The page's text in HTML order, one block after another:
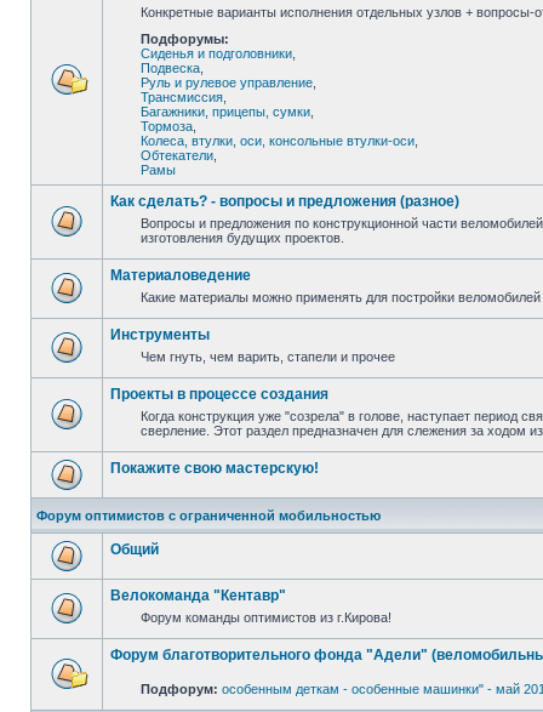
Конкретные варианты исполнения отдельных узлов + вопросы-
Подфорумы:
Сиденья и подголовники
Подвеска
Руль и рулевое управление
Трансмиссия
Багажники, прицепы, сумки
Тормоза
Колеса, втулки, оси, консольные втулки-оси
Обтекатели
Рамы
Как сделать? - вопросы и предложения (разное)
Вопросы и предложения по конструкционной части
изготовления будущих проектов.
Материаловедение
Какие материалы можно применять для постройки
Инструменты
Чем гнуть, чем варить, стапели и прочее
Проекты в процессе создания
Когда конструкция уже "созрела" в голове, наступает период
сверление. Этот раздел предназначен для слежения за ходом
Покажите свою мастерскую!
Форум оптимистов с ограниченной мобильностью
Общий
Велокоманда "Кентавр"
Форум команды оптимистов из г.Кирова!
Форум благотворительного фонда "Адели"
Подфорум: особенным деткам - особенные машинки" - май